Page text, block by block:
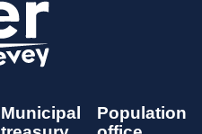
Municipal
Population